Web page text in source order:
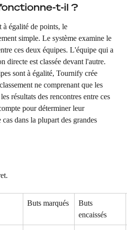
t-il ?
à égalité de points, le
simple. Le système examine le
ces deux équipes. L'équipe qui a
directe est classée devant l'autre.
sont à égalité, Tournify crée
ne comprenant que les
résultats des rencontres entre ces
pour déterminer leur
dans la plupart des grandes
Buts marqués
Buts
encaissés